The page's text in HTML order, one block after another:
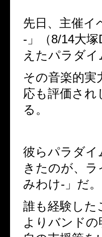
先日、主催イ
-」（8/14大
えたパラダイ
その音楽的実
応も評価さ
る。
彼らパラダイ
きたのが、
みわけ-」だ。
誰も経験した
よりバンド